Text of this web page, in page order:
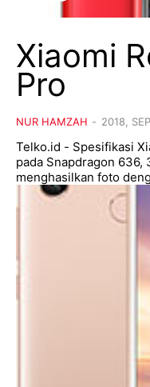
Xiaomi
Pro
NUR HAMZAH - 2018,
Telko.id - Spesifikasi
pada Snapdragon 636,
menghasilkan foto